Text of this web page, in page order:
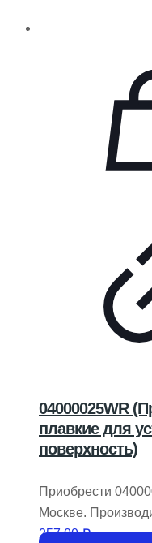
04000025WR
плавкие для
поверхность)
Приобрести
Москве.
Есть в наличии
257,00₽